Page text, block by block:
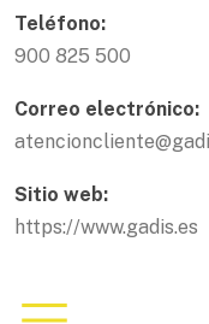
Teléfono:
900 825 500
Correo electrónico:
Sitio web:
https://www.gadis.es